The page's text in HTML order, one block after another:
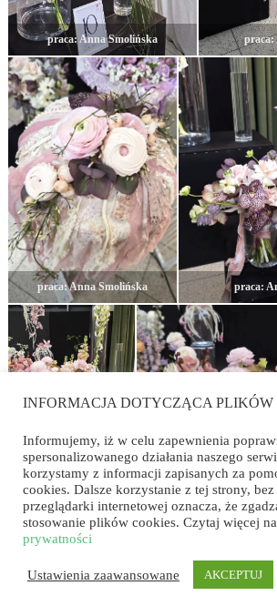
praca: Anna Smolińska praca:
praca: Anna Smolińska praca:
praca: Anna
Smolińska
praca: Anna
INFORMACJA DOTYCZĄCA PLIKÓW
Informujemy, iż w celu zapewnienia
spersonalizowanego działania naszego
korzystamy z informacji zapisanych za
cookies. Dalsze korzystanie z tej strony,
przeglądarki internetowej oznacza, że
stosowanie plików cookies. Czytaj więcej
prywatności
Ustawienia zaawansowane AKCEPTUJ